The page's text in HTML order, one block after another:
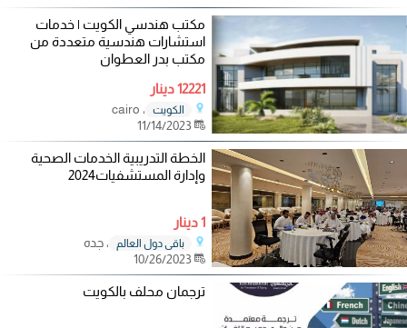
مكتب هندسي الكويت | خدمات
استشارات هندسية متعددة من
مكتب بدر العطوان
12221 دينار
الكويت
، cairo
11/14/2023
الخطة التدريبية الخدمات الصحية
وإدارة المستشفيات2024
1 دينار
باقي دول العالم
، جده
10/26/2023
ترجمان محلف بالكويت